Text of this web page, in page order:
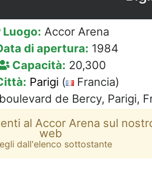
Luogo: Accor Arena
di apertura: 1984
Capacità: 20,300
Parigi (
Francia)
de Bercy, Parigi,
al Accor Arena sul
web
dall'elenco sottostante